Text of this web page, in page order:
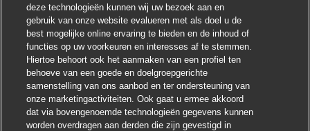
Ik ben geïnteresseerd
Soortgelijke banen zoeken
deze technologieën kunnen wij uw bezoek aan en
gebruik van onze website evalueren met als doel u de
best mogelijke online ervaring te bieden en de inhoud of
functies op uw voorkeuren en interesses af te stemmen.
Hiertoe behoort ook het aanmaken van een profiel ten
behoeve van een goede en doelgroepgerichte
samenstelling van ons aanbod en ter ondersteuning van
onze marketingactiviteiten. Ook gaat u ermee akkoord
dat via bovengenoemde technologieën gegevens kunnen
worden overdragen aan derden die zijn gevestigd in